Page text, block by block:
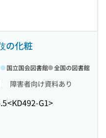
の化粧
障害者向け資料あり
<KD492-G1>
国立国会図書館 全国の図書館